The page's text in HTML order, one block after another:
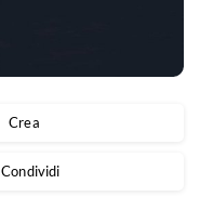
Crea
Condividi